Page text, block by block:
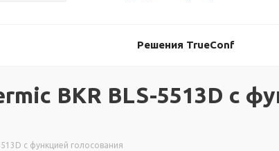
Решения TrueConf
BKR BLS-5513D с
с функцией голосования